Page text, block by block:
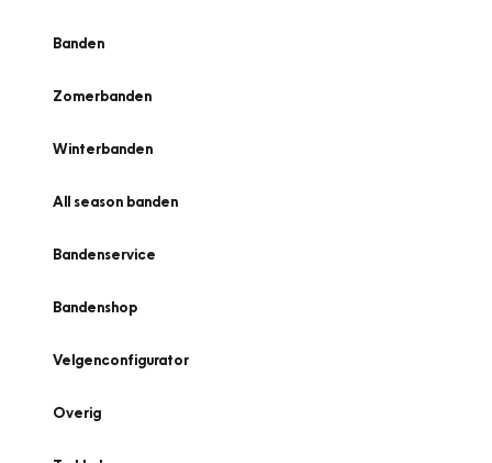
Banden
Zomerbanden
Winterbanden
All season banden
Bandenservice
Bandenshop
Velgenconfigurator
Overig